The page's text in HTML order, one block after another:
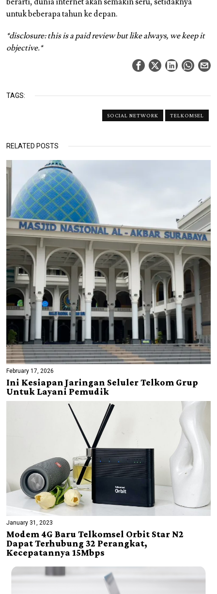
untuk beberapa tahun ke depan.
*disclosure: this is a paid review but like always, we keep it
objective.*
TAGS:
SOCIAL NETWORK TELKOMSEL
RELATED POSTS
February 17, 2026
Ini Kesiapan Jaringan Seluler Telkom Grup
Untuk Layani Pemudik
January 31, 2023
Modem 4G Baru Telkomsel Orbit Star N2
Dapat Terhubung 32 Perangkat,
Kecepatannya 15Mbps